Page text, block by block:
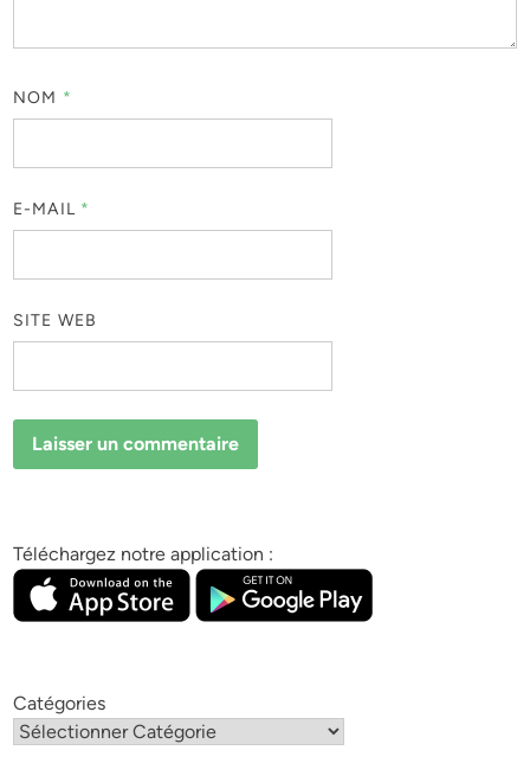
NOM *
E-MAIL *
SITE WEB
Téléchargez notre application :
Catégories